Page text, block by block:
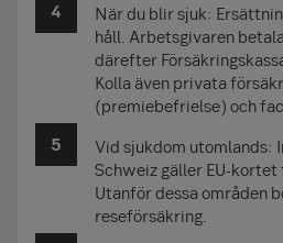
När du blir sjuk:
håll. Arbetsgivaren
därefter
Kolla även privata
(premiebefrielse) och
Vid sjukdom utomlands:
Schweiz gäller EU-kortet
Utanför dessa områden
reseförsäkring.